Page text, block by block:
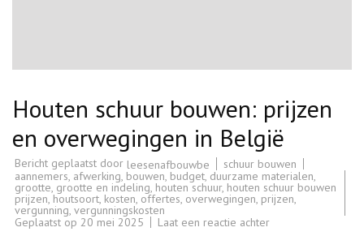
Houten schuur bouwen: prijzen
en overwegingen in België
Bericht geplaatst door leesenafbouwbe
schuur bouwen
aannemers, afwerking, bouwen, budget, duurzame materialen,
grootte, grootte en indeling, houten schuur, houten schuur bouwen
prijzen, houtsoort, kosten, offertes, overwegingen, prijzen,
vergunning, vergunningskosten
Geplaatst op 20 mei 2025 Laat een reactie achterop